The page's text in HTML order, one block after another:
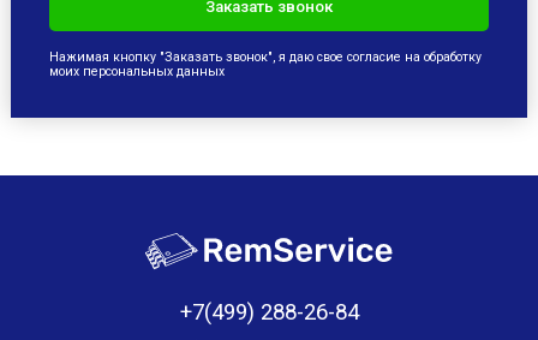
Нажимая кнопку "Заказать звонок", я даю свое согласие на обработку
моих персональных данных
+7(499) 288-26-84